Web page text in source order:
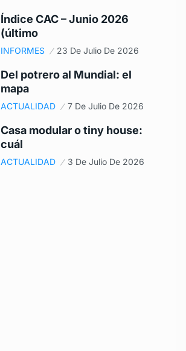
Índice CAC – Junio 2026
(último
INFORMES 23 De Julio De 2026
Del potrero al Mundial: el
mapa
ACTUALIDAD 7 De Julio De 2026
Casa modular o tiny house:
cuál
ACTUALIDAD 3 De Julio De 2026